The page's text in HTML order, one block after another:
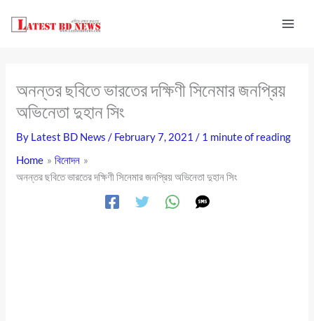
অনন্তর ছবিতে ভারতের দক্ষিণী সিনেমার জনপ্রিয়
অভিনেতা দুহান সিং
By Latest BD News/ February 7, 2021/ 1 minute of reading
Home
বিনোদন
অনন্তর ছবিতে ভারতের দক্ষিণী সিনেমার জনপ্রিয় অভিনেতা দুহান সিং